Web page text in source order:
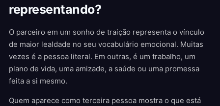
representando?
O parceiro em um sonho de traição representa o vínculo
de maior lealdade no seu vocabulário emocional. Muitas
vezes é a pessoa literal. Em outras, é um trabalho, um
plano de vida, uma amizade, a saúde ou uma promessa
feita a si mesmo.
Quem aparece como terceira pessoa mostra o que está